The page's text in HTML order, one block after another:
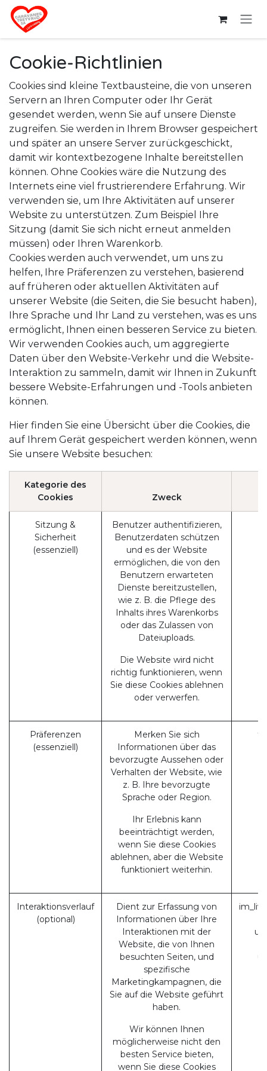
Zum Inhalt springen
Cookie-Richtlinien
Cookies sind kleine Textbausteine, die von unseren
Servern an Ihren Computer oder Ihr Gerät
gesendet werden, wenn Sie auf unsere Dienste
zugreifen. Sie werden in Ihrem Browser gespeichert
und später an unsere Server zurückgeschickt,
damit wir kontextbezogene Inhalte bereitstellen
können. Ohne Cookies wäre die Nutzung des
Internets eine viel frustrierendere Erfahrung. Wir
verwenden sie, um Ihre Aktivitäten auf unserer
Website zu unterstützen. Zum Beispiel Ihre
Sitzung (damit Sie sich nicht erneut anmelden
müssen) oder Ihren Warenkorb.
Cookies werden auch verwendet, um uns zu
helfen, Ihre Präferenzen zu verstehen, basierend
auf früheren oder aktuellen Aktivitäten auf
unserer Website (die Seiten, die Sie besucht haben),
Ihre Sprache und Ihr Land zu verstehen, was es uns
ermöglicht, Ihnen einen besseren Service zu bieten.
Wir verwenden Cookies auch, um aggregierte
Daten über den Website-Verkehr und die Website-
Interaktion zu sammeln, damit wir Ihnen in Zukunft
bessere Website-Erfahrungen und -Tools anbieten
können.
Hier finden Sie eine Übersicht über die Cookies, die
auf Ihrem Gerät gespeichert werden können, wenn
Sie unsere Website besuchen:
Kategorie des
Cookies
Zweck
Sitzung &
Sicherheit
(essenziell)
Benutzer authentifizieren,
Benutzerdaten schützen
und es der Website
ermöglichen, die von den
Benutzern erwarteten
Dienste bereitzustellen,
wie z. B. die Pflege des
Inhalts ihres Warenkorbs
oder das Zulassen von
Dateiuploads.
Die Website wird nicht
richtig funktionieren, wenn
Sie diese Cookies ablehnen
oder verwerfen.
Präferenzen
(essenziell)
Merken Sie sich
Informationen über das
bevorzugte Aussehen oder
Verhalten der Website, wie
z. B. Ihre bevorzugte
Sprache oder Region.
Ihr Erlebnis kann
beeinträchtigt werden,
wenn Sie diese Cookies
ablehnen, aber die Website
funktioniert weiterhin.
Interaktionsverlauf
(optional)
Dient zur Erfassung von
Informationen über Ihre
Interaktionen mit der
Website, die von Ihnen
besuchten Seiten, und
spezifische
Marketingkampagnen, die
Sie auf die Website geführt
haben.
Wir können Ihnen
möglicherweise nicht den
besten Service bieten,
wenn Sie diese Cookies